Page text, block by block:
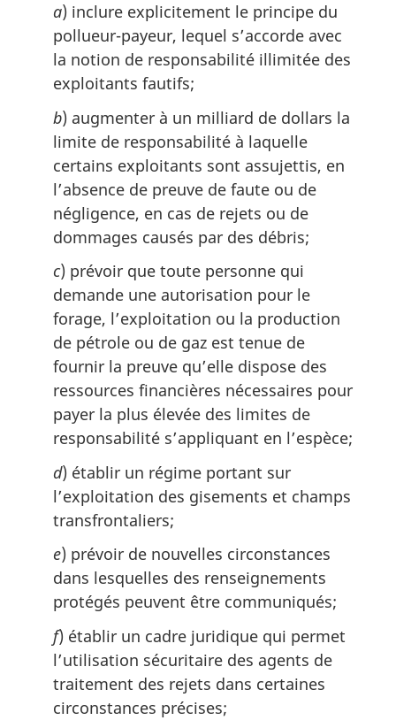
a) inclure explicitement le principe du
pollueur-payeur, lequel s’accorde avec
la notion de responsabilité illimitée des
exploitants fautifs;
b) augmenter à un milliard de dollars la
limite de responsabilité à laquelle
certains exploitants sont assujettis, en
l’absence de preuve de faute ou de
négligence, en cas de rejets ou de
dommages causés par des débris;
c) prévoir que toute personne qui
demande une autorisation pour le
forage, l’exploitation ou la production
de pétrole ou de gaz est tenue de
fournir la preuve qu’elle dispose des
ressources financières nécessaires pour
payer la plus élevée des limites de
responsabilité s’appliquant en l’espèce;
d) établir un régime portant sur
l’exploitation des gisements et champs
transfrontaliers;
e) prévoir de nouvelles circonstances
dans lesquelles des renseignements
protégés peuvent être communiqués;
f) établir un cadre juridique qui permet
l’utilisation sécuritaire des agents de
traitement des rejets dans certaines
circonstances précises;